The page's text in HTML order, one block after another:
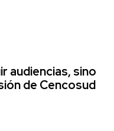
audiencias, sino
de Cencosud